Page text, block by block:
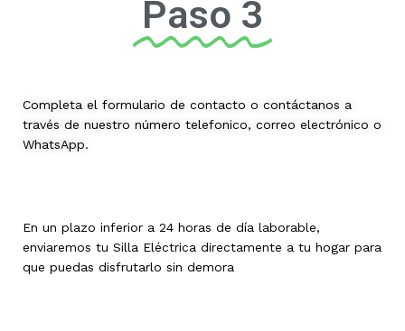
Paso 3
Completa el formulario de contacto o contáctanos a
través de nuestro número telefonico, correo electrónico o
WhatsApp.
En un plazo inferior a 24 horas de día laborable,
enviaremos tu Silla Eléctrica directamente a tu hogar para
que puedas disfrutarlo sin demora